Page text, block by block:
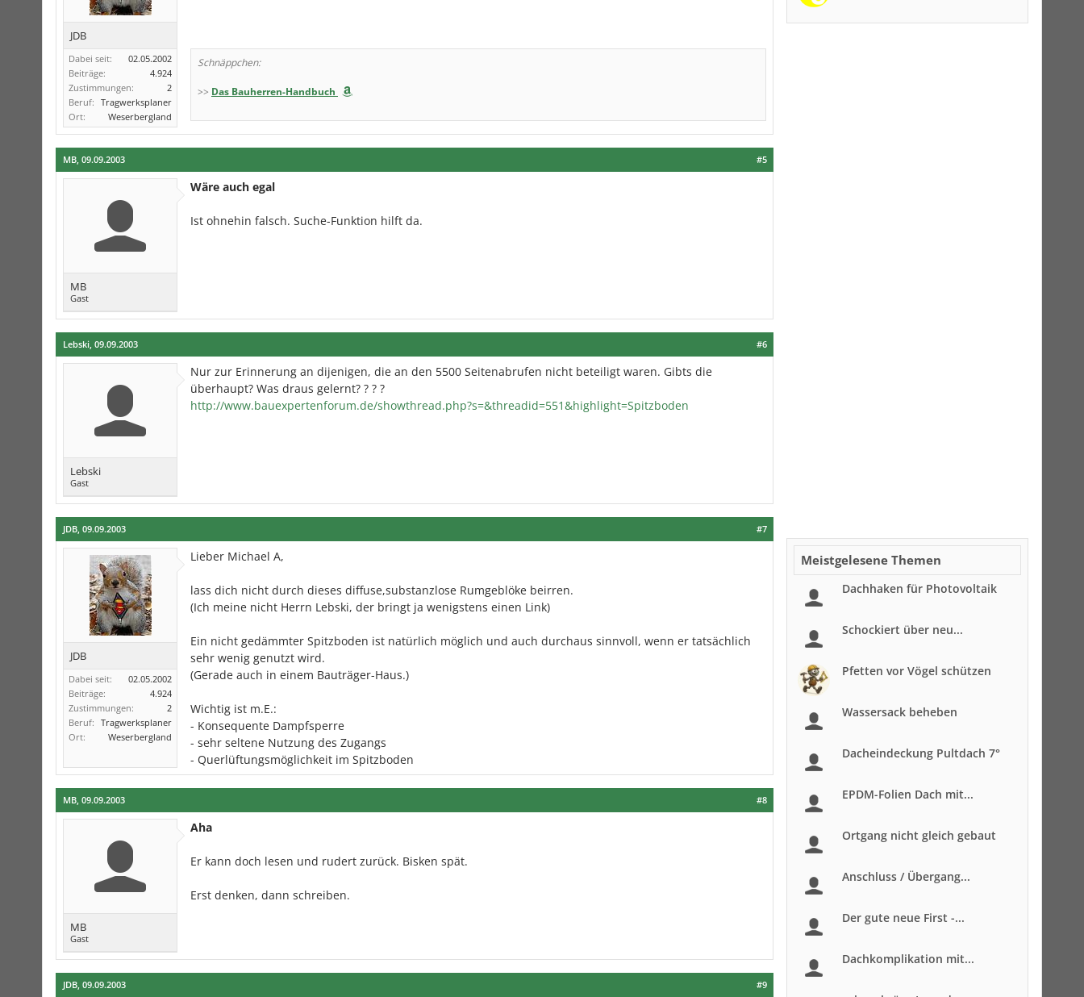
JDB
Dabei seit:
02.05.2002
Beiträge:
4.924
Zustimmungen:
2
Beruf: Tragwerksplaner
Ort:
Weserbergland
Schnäppchen:
>> Das Bauherren-Handbuch
#5
MB, 09.09.2003
MB
Gast
Wäre auch egal
Ist ohnehin falsch. Suche-Funktion hilft da.
#6
Lebski, 09.09.2003
Lebski
Gast
Nur zur Erinnerung an dijenigen, die an den 5500 Seitenabrufen nicht beteiligt waren. Gibts die
überhaupt? Was draus gelernt? ? ? ?
http://www.bauexpertenforum.de/showthread.php?s=&threadid=551&highlight=Spitzboden
#7
JDB, 09.09.2003
JDB
Dabei seit:
02.05.2002
Beiträge:
4.924
Zustimmungen:
2
Beruf: Tragwerksplaner
Ort:
Weserbergland
Lieber Michael A,
lass dich nicht durch dieses diffuse,substanzlose Rumgeblöke beirren.
(Ich meine nicht Herrn Lebski, der bringt ja wenigstens einen Link)
Ein nicht gedämmter Spitzboden ist natürlich möglich und auch durchaus sinnvoll, wenn er tatsächlich
sehr wenig genutzt wird.
(Gerade auch in einem Bauträger-Haus.)
Wichtig ist m.E.:
- Konsequente Dampfsperre
- sehr seltene Nutzung des Zugangs
- Querlüftungsmöglichkeit im Spitzboden
#8
MB, 09.09.2003
MB
Gast
Aha
Er kann doch lesen und rudert zurück. Bisken spät.
Erst denken, dann schreiben.
#9
JDB, 09.09.2003
Meistgelesene Themen
Dachhaken für Photovoltaik
Schockiert über neu...
Pfetten vor Vögel schützen
Wassersack beheben
Dacheindeckung Pultdach 7°
EPDM-Folien Dach mit...
Ortgang nicht gleich gebaut
Anschluss / Übergang...
Der gute neue First -...
Dachkomplikation mit...